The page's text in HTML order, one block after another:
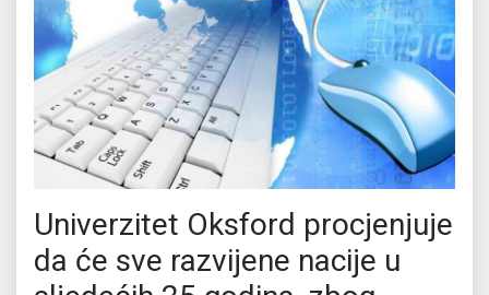
Univerzitet Oksford procjenjuje
da će sve razvijene nacije u